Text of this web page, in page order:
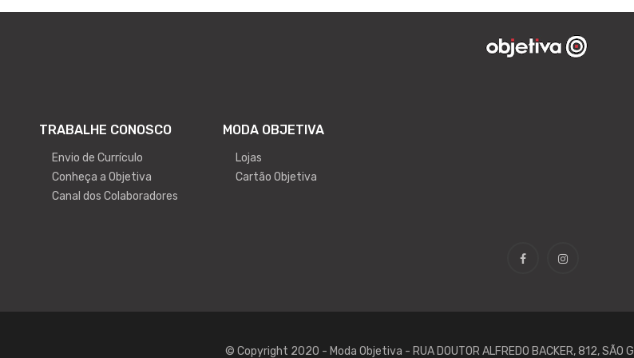
TRABALHE CONOSCO
Envio de Currículo
Conheça a Objetiva
Canal dos Colaboradores
MODA OBJETIVA
Lojas
Cartão Objetiva
© Copyright 2020 - Moda Objetiva - RUA DOUTOR ALFREDO BACKER, 812, SÃO